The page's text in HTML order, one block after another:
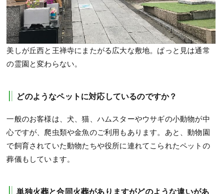
美しが丘西と王禅寺にまたがる広大な敷地。ぱっと見は通常
の霊園と変わらない。
どのようなペットに対応しているのですか？
一般のお客様は、犬、猫、ハムスターやウサギの小動物が中
心ですが、爬虫類や金魚のご利用もあります。あと、動物園
で飼育されていた動物たちや役所に連れてこられたペットの
葬儀もしています。
単独火葬と合同火葬がありますがどのような違いがあ